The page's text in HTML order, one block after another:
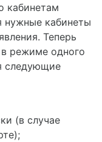
кабинетам
нужные кабинеты
Теперь
в режиме одного
следующие
(в случае